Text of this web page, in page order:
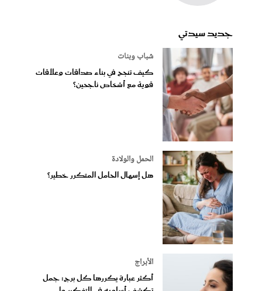
جديد سيدتي
شباب وبنات
كيف تنجح في بناء صداقات وعلاقات
قوية مع أشخاص ناجحين؟
الحمل والولادة
هل إسهال الحامل المتكرر خطير؟
الأبراج
أكثر عبارة يكررها كل برج: جمل